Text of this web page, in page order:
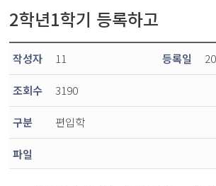
2학년1학기 등록하고
작성자 11 등록일
조회수 3190
구분 편입학
파일